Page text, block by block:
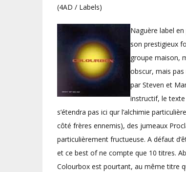
(4AD / Labels)
Naguère label
son prestigieux
groupe maison,
obscur, mais
par Steven et
instructif, le texte
s’étendra pas ici qur l’alchimie
côté frères ennemis), des jumeaux
particulièrement fructueuse. A défaut
et ce best of ne compte que 10 titres.
Colourbox est pourtant, au même titre